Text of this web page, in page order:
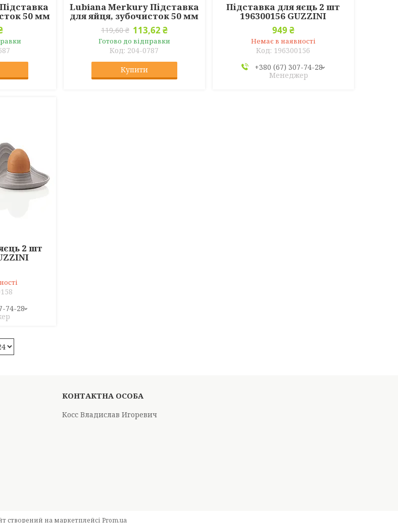
50 мм
Lubiana Merkury Підставка
для яйця, зубочисток 50 мм
119,60 ₴ 113,62 ₴
Готово до відправки
204-0787
Купити
Підставка для яєць 2 шт
196300156 GUZZINI
949 ₴
Немає в наявності
196300156
+380 (67) 307-74-28
Менеджер
2 шт
74-28
Косс Владислав Игоревич
створений на маркетплейсі Prom.ua